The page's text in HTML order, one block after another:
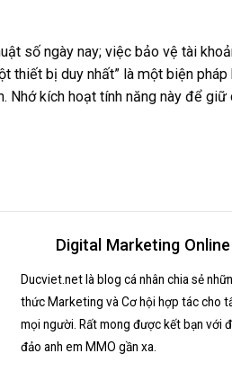
số ngày nay; việc bảo vệ tài
thiết bị duy nhất” là một biện
Nhớ kích hoạt tính năng này để
Digital Marketing Online
Ducviet.net là blog cá nhân chia sẻ
thức Marketing và Cơ hội hợp tác cho
mọi người. Rất mong được kết bạn với
đảo anh em MMO gần xa.